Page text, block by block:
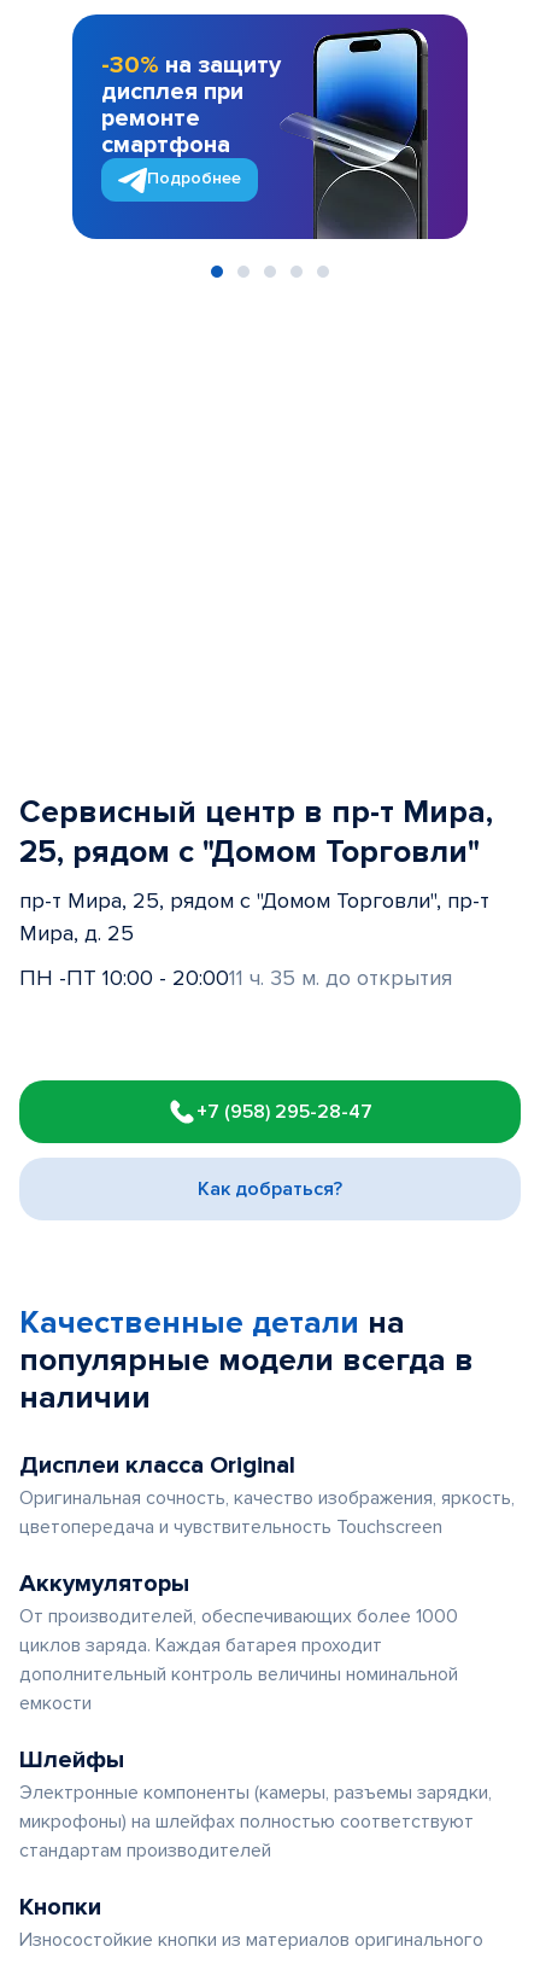
-30% на защиту
дисплея при
ремонте
смартфона
Подробнее
Сервисный центр в пр-т Мира,
25, рядом с "Домом Торговли"
пр-т Мира, 25, рядом с "Домом Торговли", пр-т
Мира, д. 25
ПН -ПТ 10:00 - 20:0011 ч. 35 м. до открытия
1
of
3
+7 (958) 295-28-47
Как добраться?
Качественные детали на
популярные модели всегда в
наличии
Дисплеи класса Original
Оригинальная сочность, качество изображения, яркость,
цветопередача и чувствительность Touchscreen
Аккумуляторы
От производителей, обеспечивающих более 1000
циклов заряда. Каждая батарея проходит
дополнительный контроль величины номинальной
емкости
Шлейфы
Электронные компоненты (камеры, разъемы зарядки,
микрофоны) на шлейфах полностью соответствуют
стандартам производителей
Кнопки
Износостойкие кнопки из материалов оригинального